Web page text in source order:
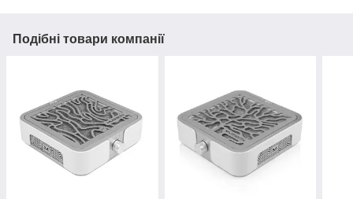
Подібні товари компанії